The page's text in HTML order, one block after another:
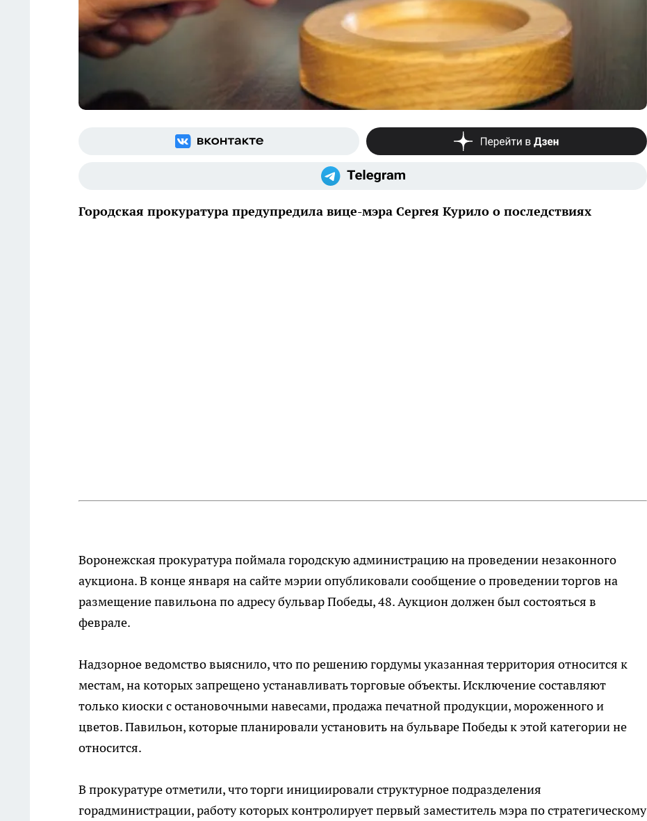
Городская прокуратура предупредила вице-мэра Сергея Курило о последствиях
Воронежская прокуратура поймала городскую администрацию на проведении незаконного
аукциона. В конце января на сайте мэрии опубликовали сообщение о проведении торгов на
размещение павильона по адресу бульвар Победы, 48. Аукцион должен был состояться в
феврале.
Надзорное ведомство выяснило, что по решению гордумы указанная территория относится к
местам, на которых запрещено устанавливать торговые объекты. Исключение составляют
только киоски с остановочными навесами, продажа печатной продукции, мороженного и
цветов. Павильон, которые планировали установить на бульваре Победы к этой категории не
относится.
В прокуратуре отметили, что торги инициировали структурное подразделения
горадминистрации, работу которых контролирует первый заместитель мэра по стратегическому